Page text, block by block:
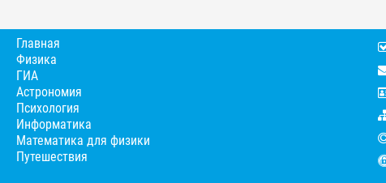
Главная
Физика
ГИА
Астрономия
Психология
Информатика
Математика для физики
Путешествия